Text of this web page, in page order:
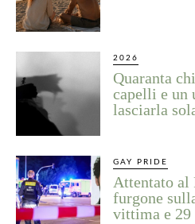
2026
Quaranta
capelli e un
lasciarla
GAY PRIDE
Attentato al
furgone
vittima e